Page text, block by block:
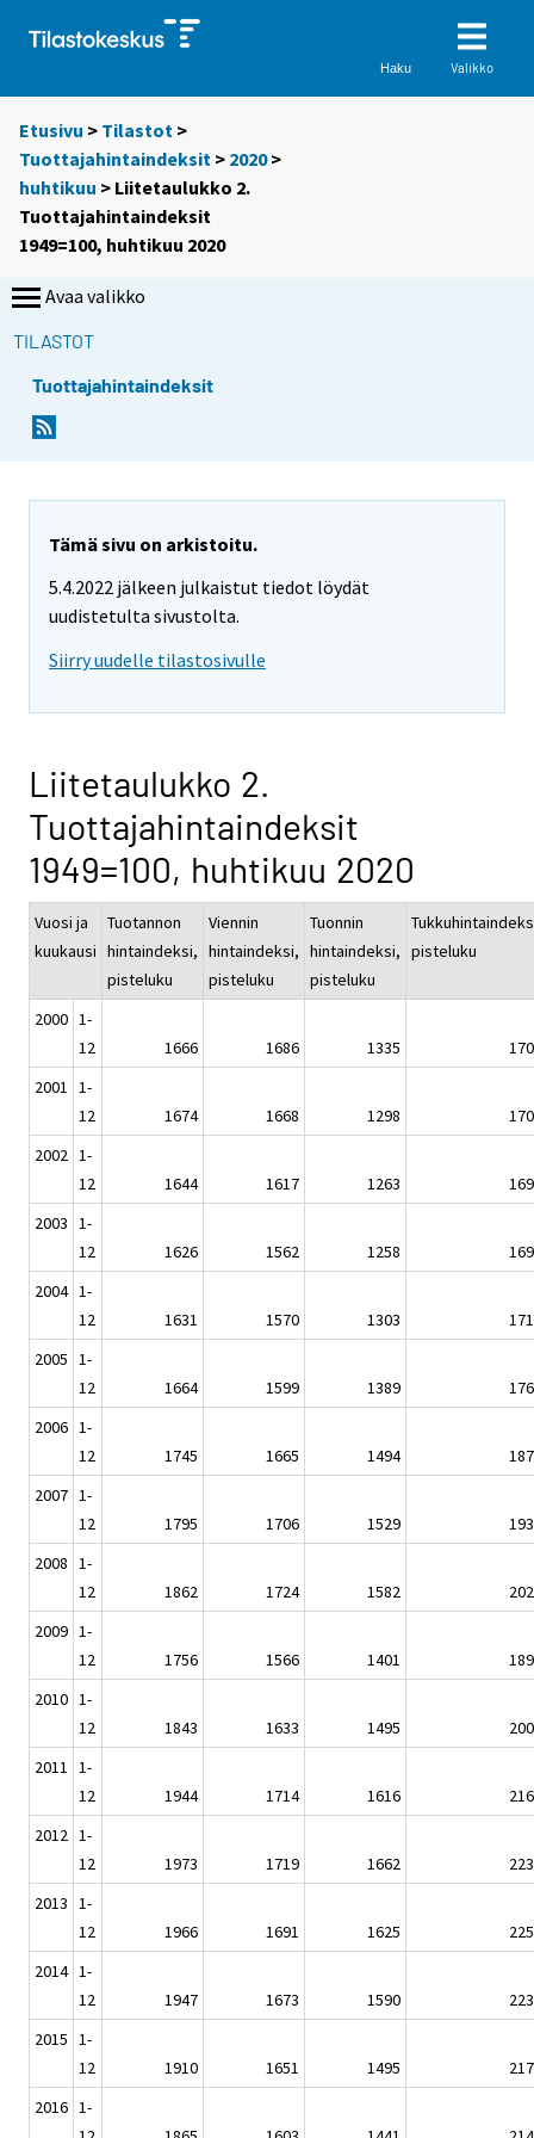
Haku Valikko
Etusivu > Tilastot >
Tuottajahintaindeksit > 2020>
huhtikuu > Liitetaulukko 2.
Tuottajahintaindeksit
1949=100, huhtikuu 2020
Avaa valikko
TILASTOT
Tuottajahintaindeksit
Tämä sivu on arkistoitu.
5.4.2022 jälkeen julkaistut tiedot löydät
uudistetulta sivustolta.
Siirry uudelle tilastosivulle
Liitetaulukko 2.
Tuottajahintaindeksit
1949=100, huhtikuu 2020
Vuosi ja
kuukausi
Tuotannon
hintaindeksi,
pisteluku
Viennin
hintaindeksi,
pisteluku
Tuonnin
hintaindeksi,
pisteluku
pisteluku
2000 1-
12
1666 1686 1335
2001 1-
12
1674 1668 1298
2002 1-
12
1644 1617 1263
2003 1-
12
1626 1562 1258
2004 1-
12
1631 1570 1303
2005 1-
12
1664 1599 1389
2006 1-
12
1745 1665 1494
2007 1-
12
1795 1706 1529
2008 1-
12
1862 1724 1582
2009 1-
12
1756 1566 1401
2010 1-
12
1843 1633 1495
2011 1-
12
1944 1714 1616
2012 1-
12
1973 1719 1662
2013 1-
12
1966 1691 1625
2014 1-
12
1947 1673 1590
2015 1-
12
1910 1651 1495
2016 1-